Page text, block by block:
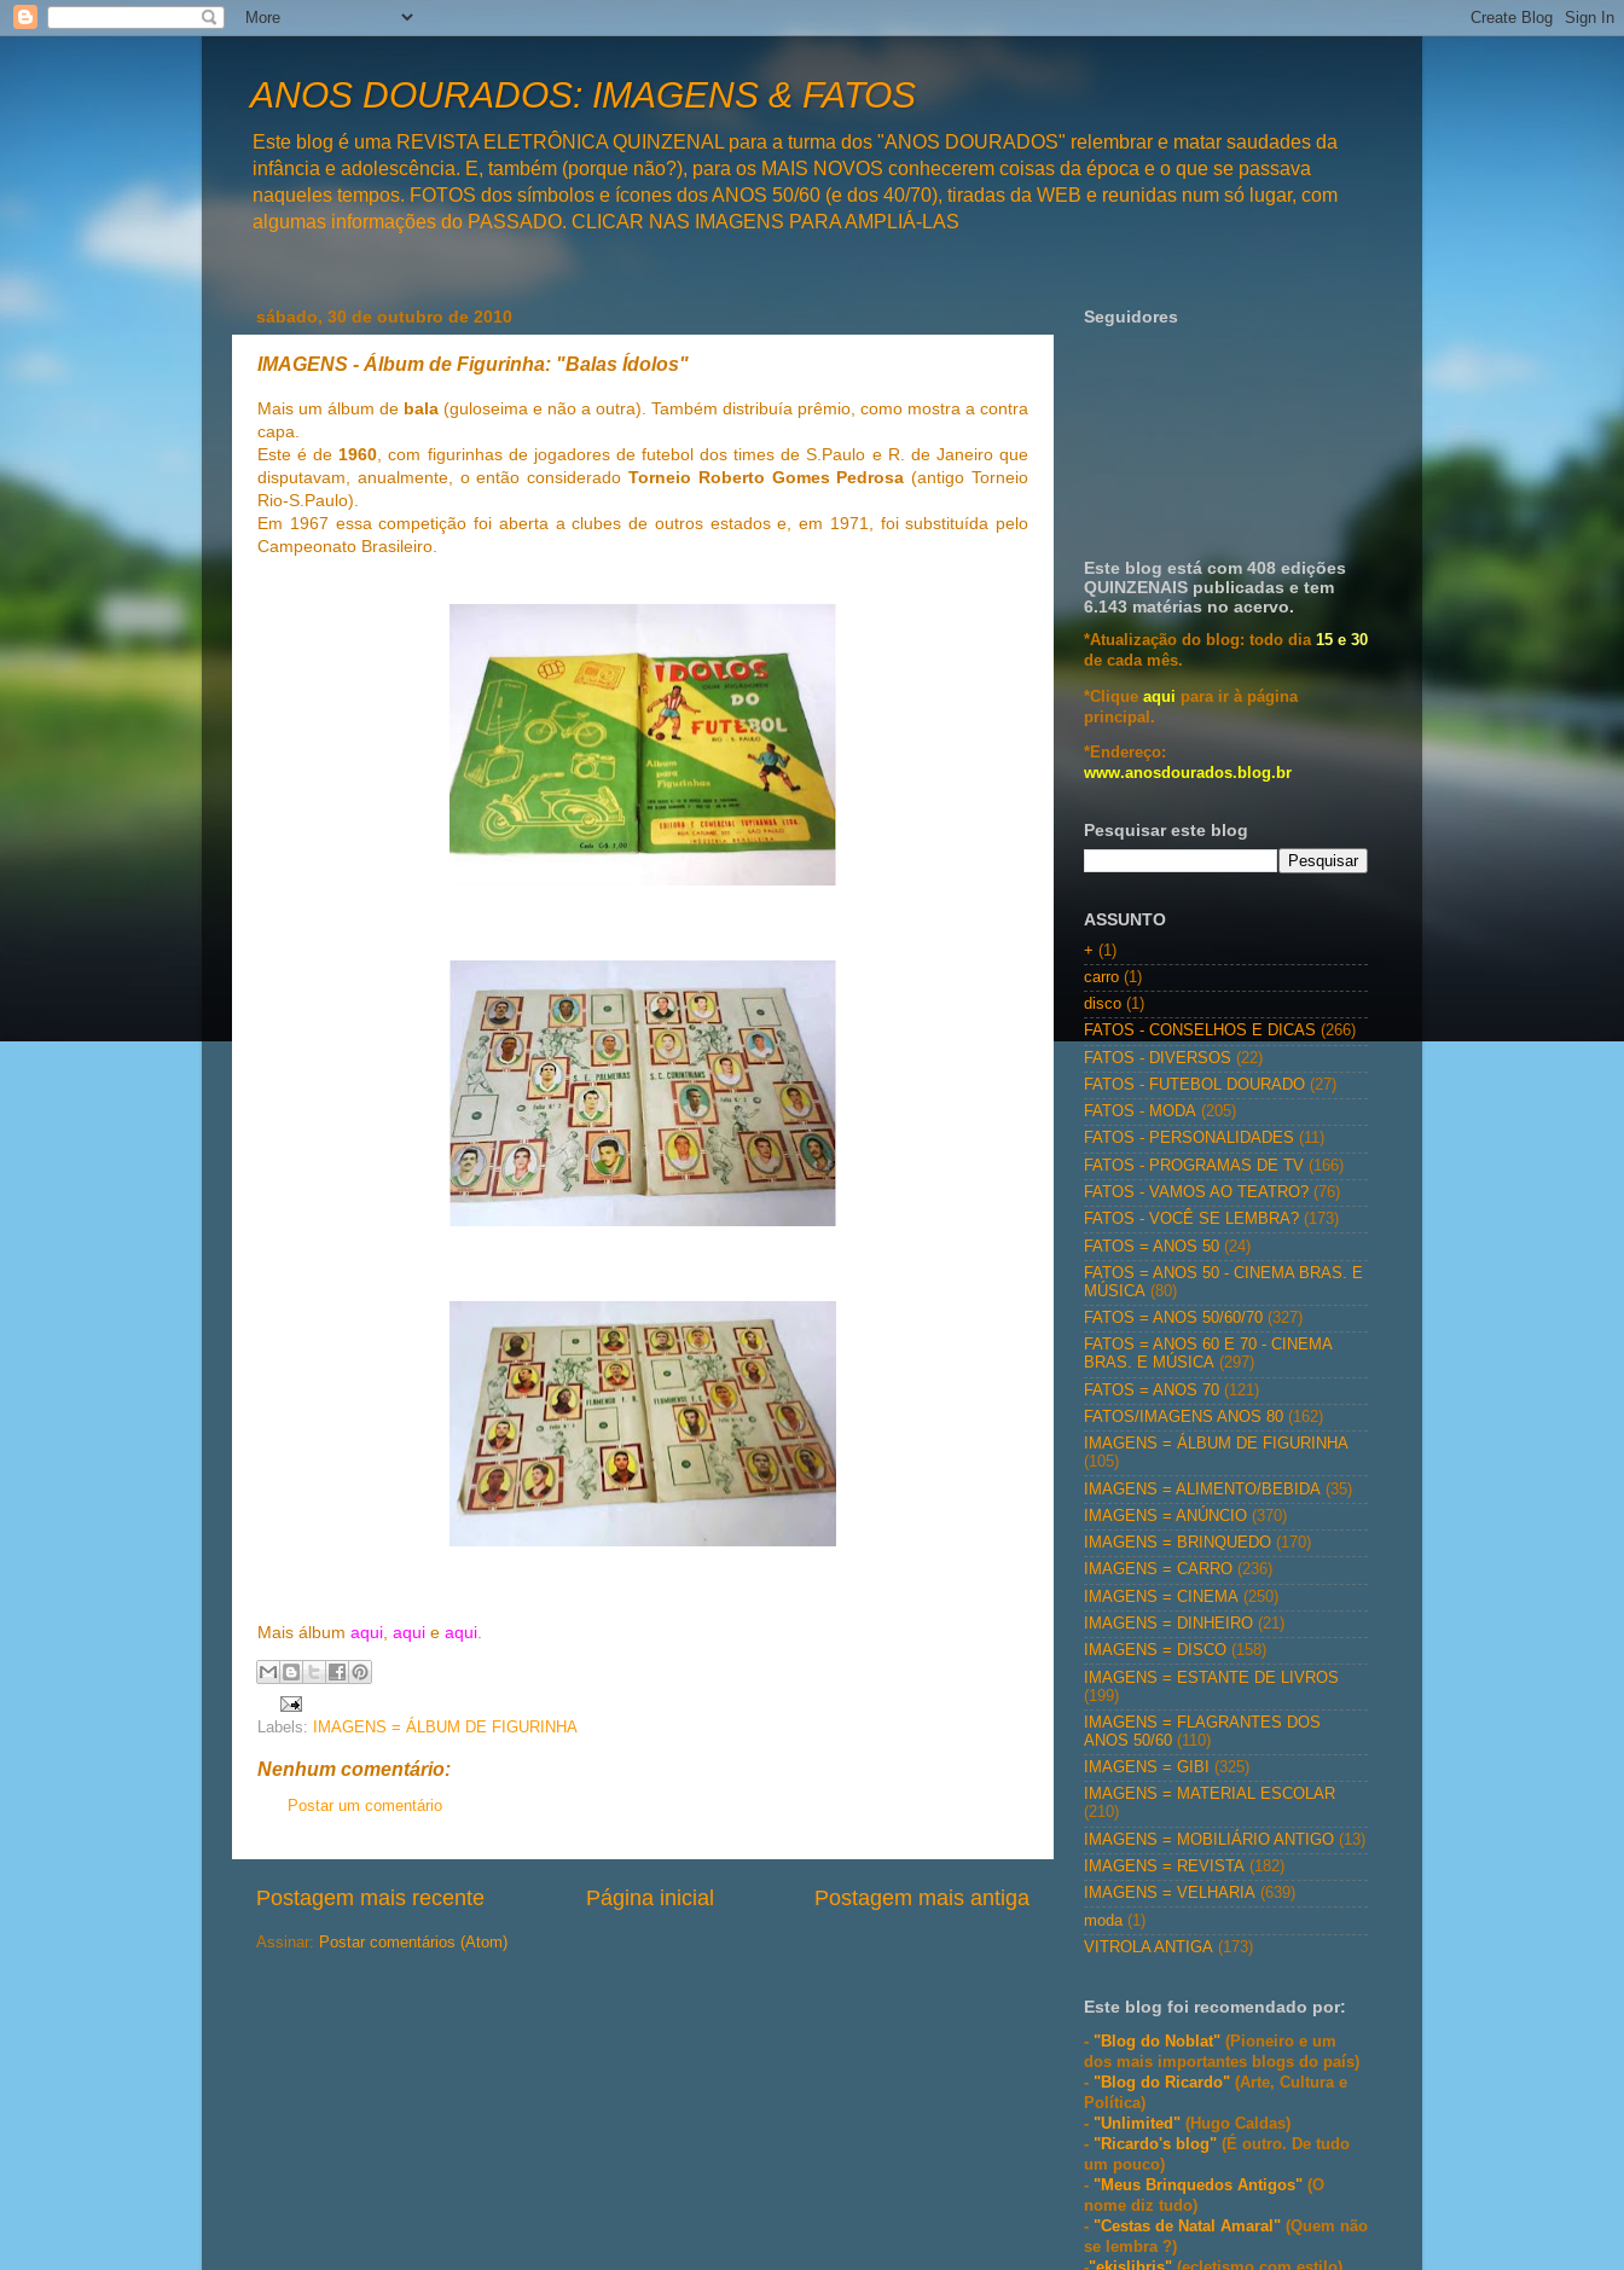
ANOS DOURADOS: IMAGENS & FATOS
Este blog é uma REVISTA ELETRÔNICA QUINZENAL para a turma dos "ANOS DOURADOS" relembrar e matar saudades da
infância e adolescência. E, também (porque não?), para os MAIS NOVOS conhecerem coisas da época e o que se passava
naqueles tempos. FOTOS dos símbolos e ícones dos ANOS 50/60 (e dos 40/70), tiradas da WEB e reunidas num só lugar, com
algumas informações do PASSADO. CLICAR NAS IMAGENS PARA AMPLIÁ-LAS
sábado, 30 de outubro de 2010
IMAGENS - Álbum de Figurinha: "Balas Ídolos"
Mais um álbum de bala (guloseima e não a outra). Também distribuía prêmio, como mostra a contra
capa.
Este é de1960, com figurinhas de jogadores de futebol dos times de S.Paulo e R. de Janeiro que
disputavam, anualmente, o então considerado Torneio Roberto Gomes Pedrosa (antigo Torneio
Rio-S.Paulo).
Em 1967 essa competição foi aberta a clubes de outros estados e, em 1971, foi substituída pelo
Campeonato Brasileiro.
Mais álbum aqui, aqui e aqui.
Labels: IMAGENS = ÁLBUM DE FIGURINHA
Nenhum comentário:
Postar um comentário
Postagem mais recente Postagem mais antiga
Página inicial
Assinar: Postar comentários (Atom)
Seguidores
Este blog está com 408 edições
QUINZENAIS publicadas e tem
6.143 matérias no acervo.
*Atualização do blog: todo dia 15 e 30
de cada mês.
*Clique aqui para ir à página
principal.
*Endereço:
www.anosdourados.blog.br
Pesquisar este blog
ASSUNTO
+ (1)
carro (1)
disco (1)
FATOS - CONSELHOS E DICAS (266)
FATOS - DIVERSOS (22)
FATOS - FUTEBOL DOURADO (27)
FATOS - MODA (205)
FATOS - PERSONALIDADES (11)
FATOS - PROGRAMAS DE TV (166)
FATOS - VAMOS AO TEATRO? (76)
FATOS - VOCÊ SE LEMBRA? (173)
FATOS = ANOS 50 (24)
FATOS = ANOS 50 - CINEMA BRAS. E
MÚSICA (80)
FATOS = ANOS 50/60/70 (327)
FATOS = ANOS 60 E 70 - CINEMA
BRAS. E MÚSICA (297)
FATOS = ANOS 70 (121)
FATOS/IMAGENS ANOS 80 (162)
IMAGENS = ÁLBUM DE FIGURINHA
(105)
IMAGENS = ALIMENTO/BEBIDA (35)
IMAGENS = ANÚNCIO (370)
IMAGENS = BRINQUEDO (170)
IMAGENS = CARRO (236)
IMAGENS = CINEMA (250)
IMAGENS = DINHEIRO (21)
IMAGENS = DISCO (158)
IMAGENS = ESTANTE DE LIVROS
(199)
IMAGENS = FLAGRANTES DOS
ANOS 50/60 (110)
IMAGENS = GIBI
(325)
IMAGENS = MATERIAL ESCOLAR
(210)
IMAGENS = MOBILIÁRIO ANTIGO (13)
IMAGENS = REVISTA (182)
IMAGENS = VELHARIA (639)
moda (1)
VITROLA ANTIGA (173)
Este blog foi recomendado por:
- "Blog do Noblat" (Pioneiro e um
dos mais importantes blogs do país)
- "Blog do Ricardo" (Arte, Cultura e
Política)
- "Unlimited" (Hugo Caldas)
- "Ricardo's blog" (É outro. De tudo
um pouco)
- "Meus Brinquedos Antigos" (O
nome diz tudo)
- "Cestas de Natal Amaral" (Quem não
se lembra ?)